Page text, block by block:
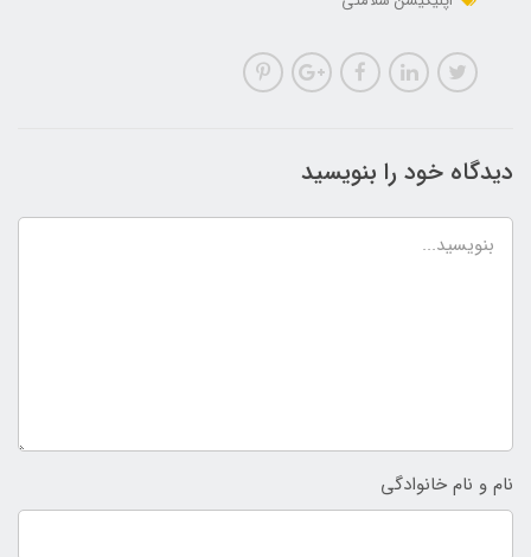
دیدگاه خود را بنویسید
نام و نام خانوادگی